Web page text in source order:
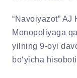
“Navoiyazot”
Monopoliyaga
yilning 9-oyi
bo‘yicha hisoboti